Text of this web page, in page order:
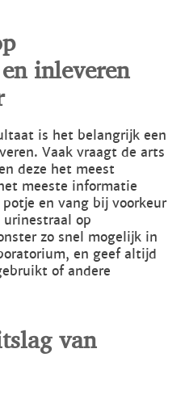
inleveren
is het belangrijk een
Vaak vraagt de arts
deze het meest
meeste informatie
en vang bij voorkeur
op
zo snel mogelijk in
en geef altijd
of andere
van